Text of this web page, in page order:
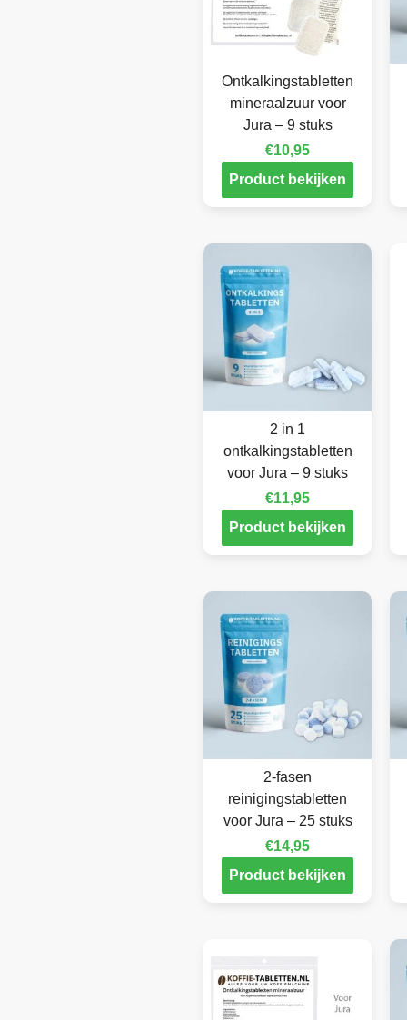
Ontkalkingstabletten
mineraalzuur voor
Jura – 9 stuks
€10,95
Product bekijken
2 in 1
ontkalkingstabletten
voor Jura – 9 stuks
€11,95
Product bekijken
2-fasen
reinigingstabletten
voor Jura – 25 stuks
€14,95
Product bekijken